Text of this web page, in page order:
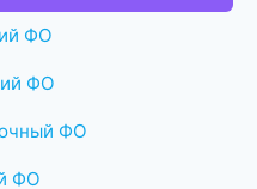
ФО
ФО
ФО
ФО